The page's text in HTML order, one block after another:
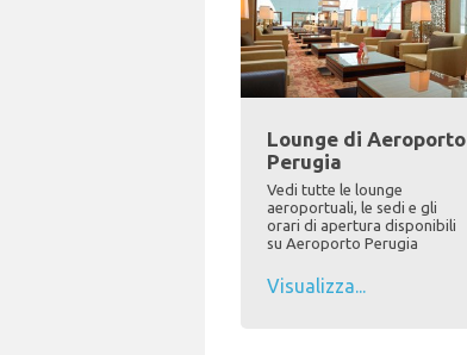
Lounge di Aeroporto
Perugia
Vedi tutte le lounge
aeroportuali, le sedi e gli
orari di apertura disponibili
su Aeroporto Perugia
Visualizza...